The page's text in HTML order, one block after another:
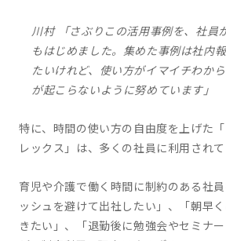
川村 「さぶりこの活用事例を、社員
もはじめました。集めた事例は社内
たいけれど、使い方がイマイチわか
が起こらないように努めています」
特に、時間の使い方の自由度を上げた
レックス」は、多くの社員に利用されて
育児や介護で働く時間に制約のある社
ッシュを避けて出社したい」、「朝早
きたい」、「退勤後に勉強会やセミナ